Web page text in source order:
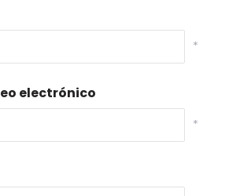
*
electrónico
*